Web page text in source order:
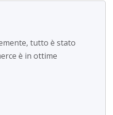
tutto è stato
è in ottime